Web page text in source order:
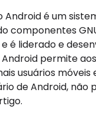
Android é um
componentes
é liderado e
permite
usuários
de Android,